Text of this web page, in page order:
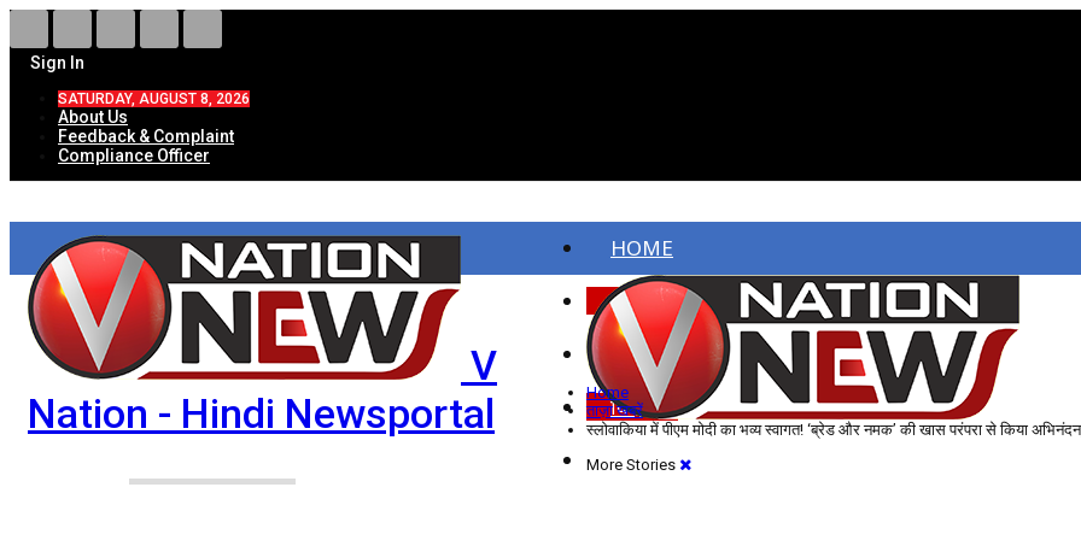
Sign In
SATURDAY, AUGUST 8, 2026
About Us
Feedback & Complaint
Compliance Officer
V
Nation - Hindi Newsportal
HOME
ताज़ा खबरें
देश
विदेश
Home
ताज़ा खबरें
स्लोवाकिया में पीएम मोदी का भव्य स्वागत! ‘ब्रेड और नमक’ की खास परंपरा से किया
More Stories